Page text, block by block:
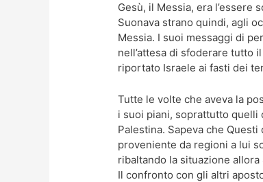
Gesù, il Messia, era l’essere
Suonava strano quindi, agli
Messia. I suoi messaggi di
nell’attesa di sfoderare tutto
riportato Israele ai fasti dei
Tutte le volte che aveva la
i suoi piani, soprattutto
Palestina. Sapeva che
proveniente da regioni a lui
ribaltando la situazione allora
Il confronto con gli altri